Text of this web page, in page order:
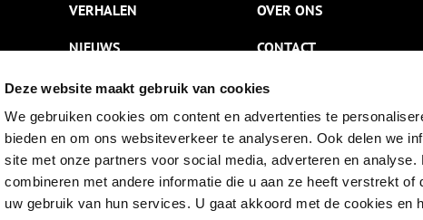
Deze website maakt gebruik van cookies
We gebruiken cookies om content en advertenties te
bieden en om ons websiteverkeer te analyseren. Ook delen we
site met onze partners voor social media, adverteren en
combineren met andere informatie die u aan ze heeft verstrekt
uw gebruik van hun services. U gaat akkoord met de cookies en
VERHALEN
NIEUWS
KALENDER
THEMA’S
ACTIVITEITEN
VIDEO’S
OVER ONS
CONTACT
NIEUWSBRIEF
DISCLAIMER
PRIVACY
TOEGANKELIJKHEID